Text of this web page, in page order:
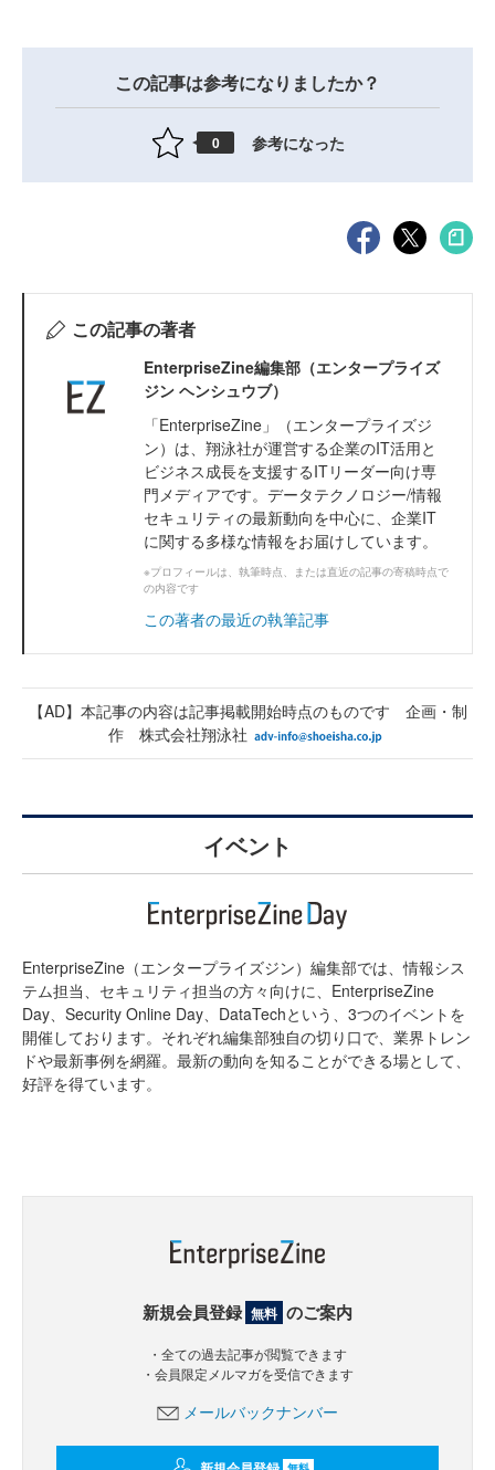
この記事は参考になりましたか？
0 参考になった
この記事の著者
EnterpriseZine編集部（エンタープライズ
ジン ヘンシュウブ）
「EnterpriseZine」（エンタープライズジ
ン）は、翔泳社が運営する企業のIT活用と
ビジネス成長を支援するITリーダー向け専
門メディアです。データテクノロジー/情報
セキュリティの最新動向を中心に、企業IT
に関する多様な情報をお届けしています。
※プロフィールは、執筆時点、または直近の記事の寄稿時点で
の内容です
この著者の最近の執筆記事
【AD】本記事の内容は記事掲載開始時点のものです 企画・制
作 株式会社翔泳社
イベント
EnterpriseZine（エンタープライズジン）編集部では、情報シス
テム担当、セキュリティ担当の方々向けに、EnterpriseZine
Day、Security Online Day、DataTechという、3つのイベントを
開催しております。それぞれ編集部独自の切り口で、業界トレン
ドや最新事例を網羅。最新の動向を知ることができる場として、
好評を得ています。
新規会員登録 無料 のご案内
・全ての過去記事が閲覧できます
・会員限定メルマガを受信できます
メールバックナンバー